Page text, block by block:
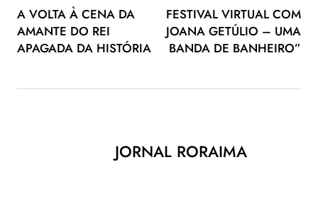
A VOLTA À CENA DA
AMANTE DO REI
APAGADA DA HISTÓRIA
FESTIVAL VIRTUAL COM
JOANA GETÚLIO – UMA
BANDA DE BANHEIRO”
JORNAL RORAIMA